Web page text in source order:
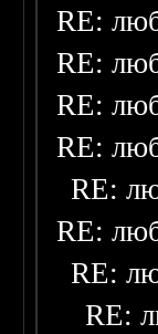
RE:
RE:
RE:
RE:
RE:
RE:
RE:
RE: